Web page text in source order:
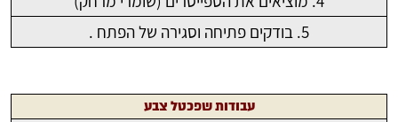
5. בודקים פתיחה וסגירה של הפתח .
עבודות שפכטל צבע